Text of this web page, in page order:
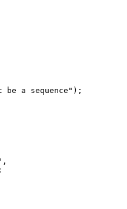
be a sequence");